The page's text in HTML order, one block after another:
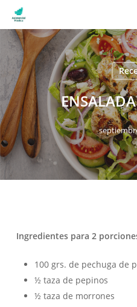
main
content
Ingredientes para 2
100 grs. de pechuga de
½ taza de pepinos
½ taza de morrones